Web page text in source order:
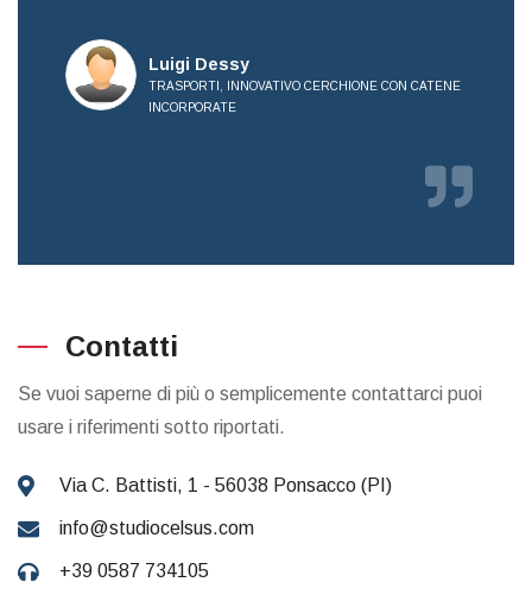
Luigi Dessy
TRASPORTI, INNOVATIVO CERCHIONE CON CATENE
INCORPORATE
Contatti
Se vuoi saperne di più o semplicemente contattarci puoi
usare i riferimenti sotto riportati.
Via C. Battisti, 1 - 56038 Ponsacco (PI)
info@studiocelsus.com
+39 0587 734105